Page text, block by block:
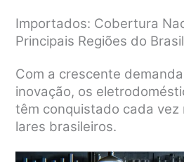
Importados: Cobertura
Principais Regiões do
Com a crescente
inovação, os
têm conquistado cada vez
lares brasileiros.